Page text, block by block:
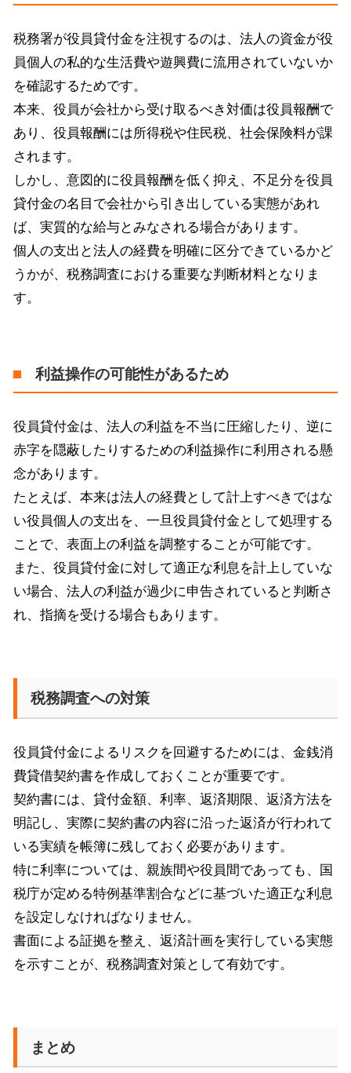
税務署が役員貸付金を注視するのは、法人の資金が役
員個人の私的な生活費や遊興費に流用されていないか
を確認するためです。
本来、役員が会社から受け取るべき対価は役員報酬で
あり、役員報酬には所得税や住民税、社会保険料が課
されます。
しかし、意図的に役員報酬を低く抑え、不足分を役員
貸付金の名目で会社から引き出している実態があれ
ば、実質的な給与とみなされる場合があります。
個人の支出と法人の経費を明確に区分できているかど
うかが、税務調査における重要な判断材料となりま
す。
利益操作の可能性があるため
役員貸付金は、法人の利益を不当に圧縮したり、逆に
赤字を隠蔽したりするための利益操作に利用される懸
念があります。
たとえば、本来は法人の経費として計上すべきではな
い役員個人の支出を、一旦役員貸付金として処理する
ことで、表面上の利益を調整することが可能です。
また、役員貸付金に対して適正な利息を計上していな
い場合、法人の利益が過少に申告されていると判断さ
れ、指摘を受ける場合もあります。
税務調査への対策
役員貸付金によるリスクを回避するためには、金銭消
費貸借契約書を作成しておくことが重要です。
契約書には、貸付金額、利率、返済期限、返済方法を
明記し、実際に契約書の内容に沿った返済が行われて
いる実績を帳簿に残しておく必要があります。
特に利率については、親族間や役員間であっても、国
税庁が定める特例基準割合などに基づいた適正な利息
を設定しなければなりません。
書面による証拠を整え、返済計画を実行している実態
を示すことが、税務調査対策として有効です。
まとめ